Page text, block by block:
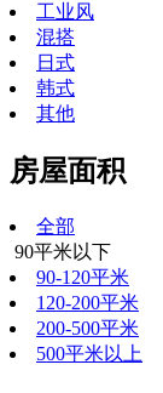
工业风
混搭
日式
韩式
其他
房屋面积
全部
90平米以下
90-120平米
120-200平米
200-500平米
500平米以上